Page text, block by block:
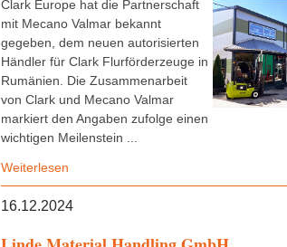
Clark Europe hat die Partnerschaft
mit Mecano Valmar bekannt
gegeben, dem neuen autorisierten
Händler für Clark Flurförderzeuge in
Rumänien. Die Zusammenarbeit
von Clark und Mecano Valmar
markiert den Angaben zufolge einen
wichtigen Meilenstein ...
Weiterlesen
16.12.2024